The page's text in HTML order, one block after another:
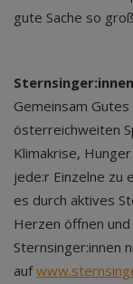
gute Sache so
Gemeinsam
österreichweiten
Klimakrise,
jede:r Einzelne zu
es durch aktives
Herzen öffnen
Sternsinger:innen
auf